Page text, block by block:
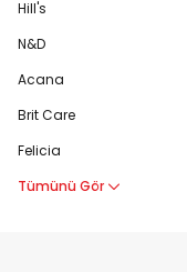
Hill's
N&D
Acana
Brit Care
Felicia
Tümünü Gör